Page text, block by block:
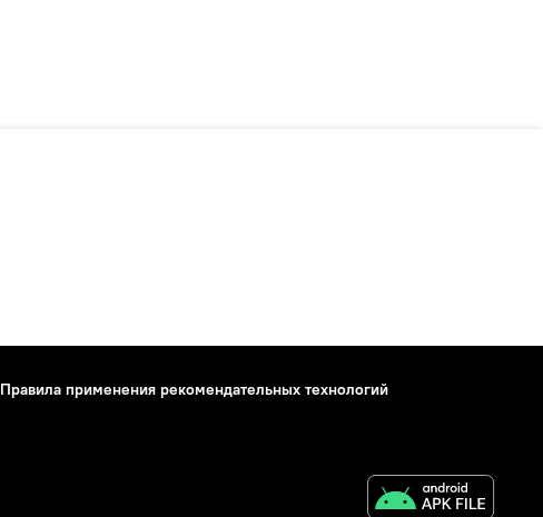
Правила применения рекомендательных технологий